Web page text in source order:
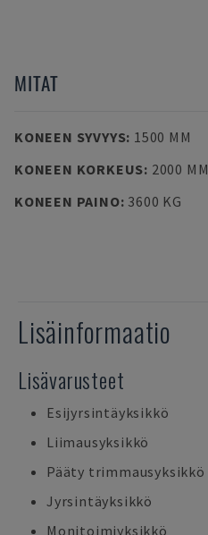
MITAT
KONEEN SYVYYS: 1500 MM
KONEEN KORKEUS: 2000 MM
KONEEN PAINO: 3600 KG
Lisäinformaatio
Lisävarusteet
Esijyrsintäyksikkö
Liimausyksikkö
Pääty trimmausyksikkö
Jyrsintäyksikkö
Monitoimiyksikkö